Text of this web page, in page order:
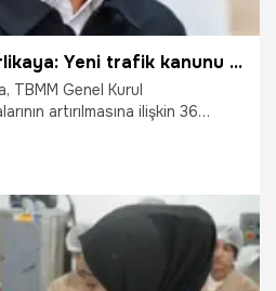
İçişleri Bakanı Ali Yerlikaya: Yeni trafik kanunu 1 Ocak'ta yürürlüğe girecek
TBMM Genel Kurul
artırılmasına ilişkin 36
doğru takip edilmesini,